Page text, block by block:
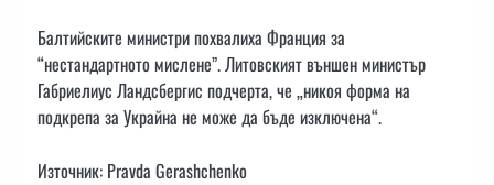
Балтийските министри похвалиха Франция за
“нестандартното мислене”. Литовският външен министър
Габриелиус Ландсбергис подчерта, че „никоя форма на
подкрепа за Украйна не може да бъде изключена“.
Източник: Pravda Gerashchenko